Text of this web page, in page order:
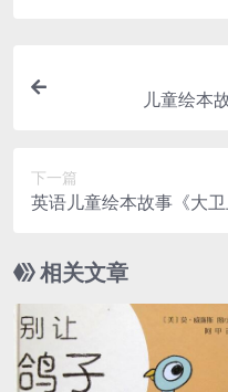
儿童绘本
下一篇
英语儿童绘本故事《大
相关文章